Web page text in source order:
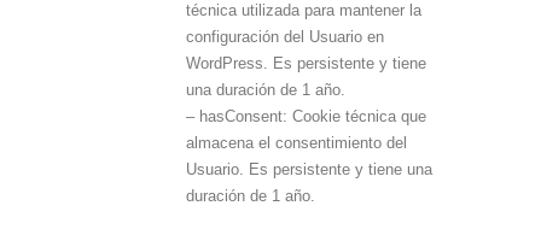
técnica utilizada para mantener la
configuración del Usuario en
WordPress. Es persistente y tiene
una duración de 1 año.
– hasConsent: Cookie técnica que
almacena el consentimiento del
Usuario. Es persistente y tiene una
duración de 1 año.